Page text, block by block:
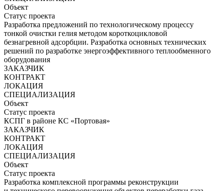
Объект
Статус проекта
Разработка предложений по технологическому процессу
тонкой очистки гелия методом короткоцикловой
безнагревной адсорбции. Разработка основных технических
решений по разработке энергоэффективного теплообменного
оборудования
ЗАКАЗЧИК
КОНТРАКТ
ЛОКАЦИЯ
СПЕЦИАЛИЗАЦИЯ
Объект
Статус проекта
КСПГ в районе КС «Портовая»
ЗАКАЗЧИК
КОНТРАКТ
ЛОКАЦИЯ
СПЕЦИАЛИЗАЦИЯ
Объект
Статус проекта
Разработка комплексной программы реконструкции